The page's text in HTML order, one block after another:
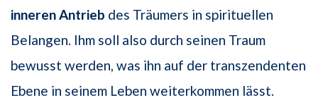
innerenAntrieb des Träumers in spirituellen
Belangen. Ihm soll also durch seinen Traum
bewusst werden, was ihn auf der transzendenten
Ebene in seinem Leben weiterkommen lässt.